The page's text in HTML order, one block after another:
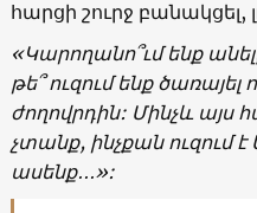
հարցի շուրջ բանակցել,
«Կարողանո՞ւմ ենք անել,
թե՞ ուզում ենք ծառայել
ժողովրդին: Մինչև
չտանք, ինչքան ուզում
ասենք․․․»: